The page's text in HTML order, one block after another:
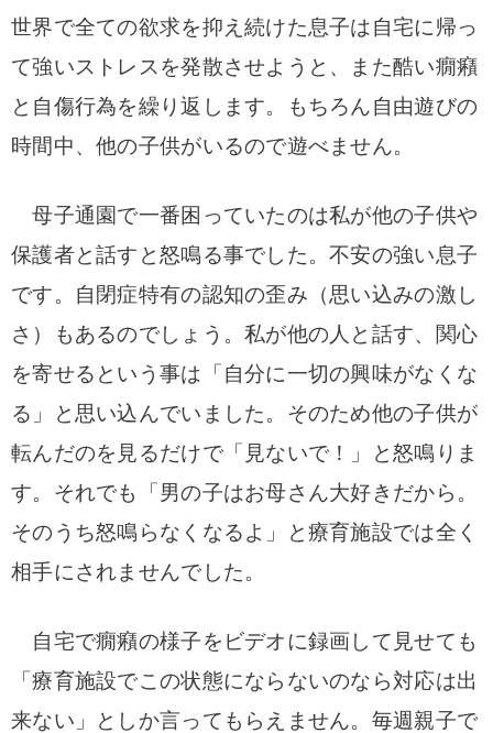
世界で全ての欲求を抑え続けた息子は自宅に帰っ
て強いストレスを発散させようと、また酷い癇癪
と自傷行為を繰り返します。もちろん自由遊びの
時間中、他の子供がいるので遊べません。
母子通園で一番困っていたのは私が他の子供や
保護者と話すと怒鳴る事でした。不安の強い息子
です。自閉症特有の認知の歪み（思い込みの激し
さ）もあるのでしょう。私が他の人と話す、関心
を寄せるという事は「自分に一切の興味がなくな
る」と思い込んでいました。そのため他の子供が
転んだのを見るだけで「見ないで！」と怒鳴りま
す。それでも「男の子はお母さん大好きだから。
そのうち怒鳴らなくなるよ」と療育施設では全く
相手にされませんでした。
自宅で癇癪の様子をビデオに録画して見せても
「療育施設でこの状態にならないのなら対応は出
来ない」としか言ってもらえません。 毎週親子で